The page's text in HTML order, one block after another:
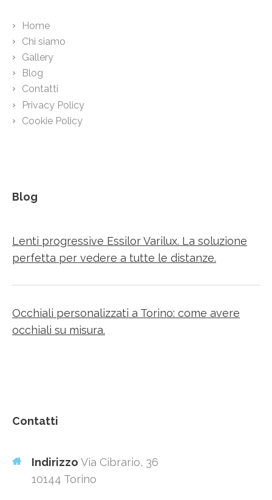
Home
Chi siamo
Gallery
Blog
Contatti
Privacy Policy
Cookie Policy
Blog
Lenti progressive Essilor Varilux. La soluzione
perfetta per vedere a tutte le distanze.
Occhiali personalizzati a Torino: come avere
occhiali su misura.
Contatti
Indirizzo Via Cibrario, 36
10144 Torino